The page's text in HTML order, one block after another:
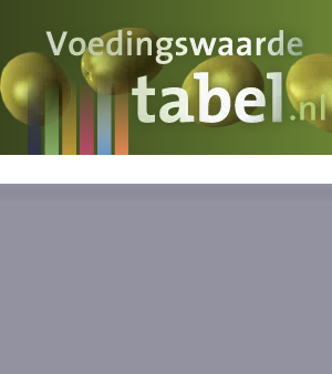
Voedingswaarde
Wat is wat?